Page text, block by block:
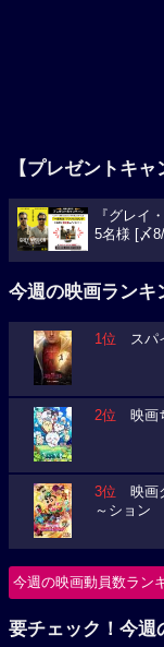
【プレゼントキャ
『グレイ
5名様 [〆
今週の映画ランキ
1位 スパ
2位 映画
3位 映画
～ション
今週の映画動員数ラン
要チェック！今週